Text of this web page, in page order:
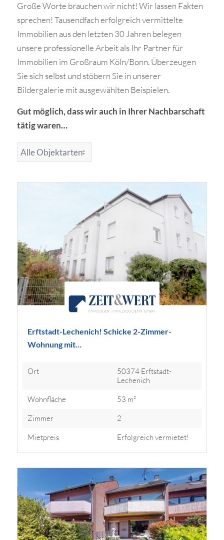
Große Worte brauchen wir nicht! Wir lassen Fakten
sprechen! Tausendfach erfolgreich vermittelte
Immobilien aus den letzten 30 Jahren belegen
unsere professionelle Arbeit als Ihr Partner für
Immobilien im Großraum Köln/Bonn. Überzeugen
Sie sich selbst und stöbern Sie in unserer
Bildergalerie mit ausgewählten Beispielen.
Gut möglich, dass wir auch in Ihrer Nachbarschaft
tätig waren…
Erftstadt-Lechenich! Schicke 2-Zimmer-
Wohnung mit…
Ort
50374 Erftstadt-
Lechenich
Wohnfläche
53 m²
Zimmer
2
Mietpreis
Erfolgreich vermietet!